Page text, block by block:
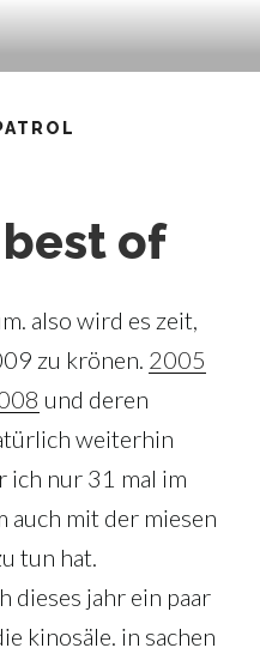
of
also wird es zeit,
zu krönen. 2005
und deren
weiterhin
ich nur 31 mal im
auch mit der miesen
tun hat.
dieses jahr ein paar
kinosäle. in sachen